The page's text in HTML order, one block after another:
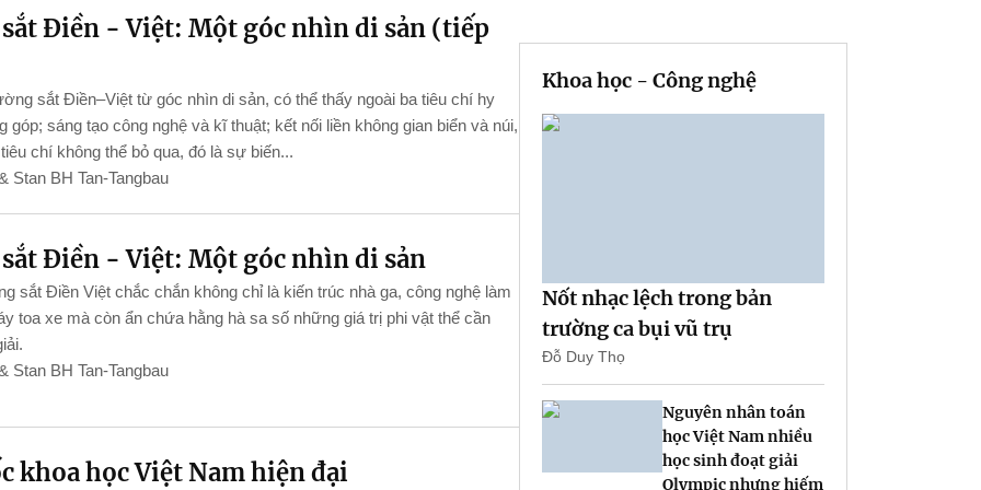
Điền - Việt: Một góc nhìn di sản (tiếp
sắt Điền–Việt từ góc nhìn di sản, có thể thấy ngoài ba tiêu chí hy
góp; sáng tạo công nghệ và kĩ thuật; kết nối liền không gian biển và núi,
chí không thể bỏ qua, đó là sự biến...
Stan BH Tan-Tangbau
Điền - Việt: Một góc nhìn di sản
sắt Điền Việt chắc chắn không chỉ là kiến trúc nhà ga, công nghệ làm
toa xe mà còn ẩn chứa hằng hà sa số những giá trị phi vật thể cần
Stan BH Tan-Tangbau
khoa học Việt Nam hiện đại
Khoa học - Công nghệ
Nốt nhạc lệch trong bản
trường ca bụi vũ trụ
Đỗ Duy Thọ
Nguyên nhân toán
học Việt Nam nhiều
học sinh đoạt giải
Olympic nhưng hiếm